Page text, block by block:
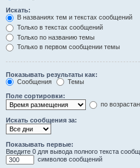
Искать:
В названиях тем и текстах сообщений
Только в текстах сообщений
Только по названию темы
Только в первом сообщении темы
Показывать результаты как:
Сообщения
Темы
Поле сортировки:
по
Искать сообщения за:
Показывать первые:
Введите 0 для вывода полного текста
символов сообщений